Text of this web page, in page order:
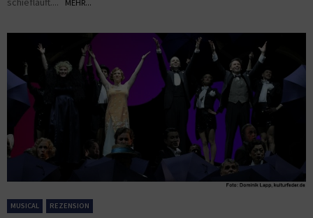
MEHR...
MUSICAL REZENSION